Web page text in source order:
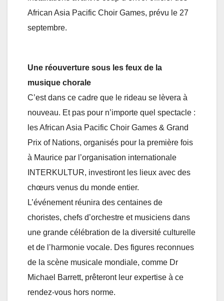
African Asia Pacific Choir Games, prévu le 27
septembre.
Une réouverture sous les feux de la
musique chorale
C’est dans ce cadre que le rideau se lèvera à
nouveau. Et pas pour n’importe quel spectacle :
les African Asia Pacific Choir Games & Grand
Prix of Nations, organisés pour la première fois
à Maurice par l’organisation internationale
INTERKULTUR, investiront les lieux avec des
chœurs venus du monde entier.
L’événement réunira des centaines de
choristes, chefs d’orchestre et musiciens dans
une grande célébration de la diversité culturelle
et de l’harmonie vocale. Des figures reconnues
de la scène musicale mondiale, comme Dr
Michael Barrett, prêteront leur expertise à ce
rendez-vous hors norme.